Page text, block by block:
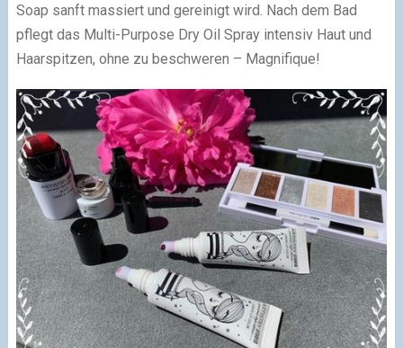
Soap sanft massiert und gereinigt wird. Nach dem Bad
pflegt das Multi-Purpose Dry Oil Spray intensiv Haut und
Haarspitzen, ohne zu beschweren – Magnifique!